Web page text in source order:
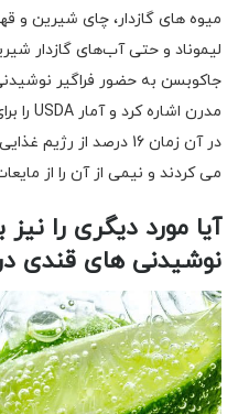
میوه های گازدار، چای شیرین و
جاکوبسن به حضور فراگیر
در آن زمان 16 درصد از
می کردند و نیمی از آن را از
آیا مورد دیگری را نیز
نوشیدنی های قندی